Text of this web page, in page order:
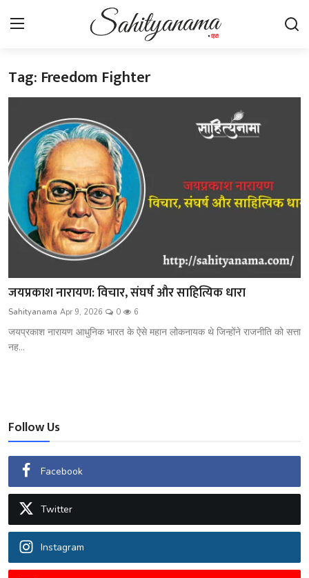
Login Register
स्वतंत्रता सेनानी
साहित्य समाचार
कहानी
कविता
आलेख
शख्सियत
धरोहर
उपन्यास
सिनेमा
शायरी
ग़ज़ल
Tag: Freedom Fighter
जयप्रकाश नारायण: विचार, संघर्ष और साहित्यिक धारा
Sahityanama Apr 9, 2026 0 6
जयप्रकाश नारायण आधुनिक भारत के ऐसे महान लोकनायक थे जिन्होंने राजनीति को सत्ता
नह...
Follow Us
Facebook
Twitter
Instagram